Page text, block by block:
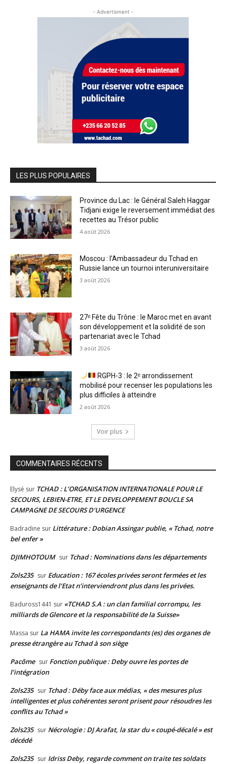
- Advertisment -
LES PLUS POPULAIRES
Province du Lac : le Général Saleh Haggar
Tidjani exige le reversement immédiat des
recettes au Trésor public
4 août 2026
Moscou : l’Ambassadeur du Tchad en
Russie lance un tournoi interuniversitaire
3 août 2026
27ᵉ Fête du Trône : le Maroc met en avant
son développement et la solidité de son
partenariat avec le Tchad
3 août 2026
RGPH-3 : le 2ᵉ arrondissement
mobilisé pour recenser les populations les
plus difficiles à atteindre
2 août 2026
Voir plus
COMMENTAIRES RÉCENTS
Elysé sur TCHAD : L’ORGANISATION INTERNATIONALE POUR LE
SECOURS, LEBIEN-ETRE, ET LE DEVELOPPEMENT BOUCLE SA
CAMPAGNE DE SECOURS D’URGENCE
Badradine sur Littérature : Dobian Assingar publie, « Tchad, notre
bel enfer »
DJIMHOTOUM sur Tchad : Nominations dans les départements
Zols235 sur Education : 167 écoles privées seront fermées et les
enseignants de l’Etat n’interviendront plus dans les privées.
Baduross1441 sur «TCHAD S.A : un clan familial corrompu, les
milliards de Glencore et la responsabilité de la Suisse»
Massa sur La HAMA invite les correspondants (es) des organes de
presse étrangère au Tchad à son siège
Pacôme sur Fonction publique : Deby ouvre les portes de
l’intégration
Zols235 sur Tchad : Déby face aux médias, « des mesures plus
intelligentes et plus cohérentes seront prisent pour résoudres les
conflits au Tchad »
Zols235 sur Nécrologie : DJ Arafat, la star du « coupé-décalé » est
décédé
Zols235 sur Idriss Deby, regarde comment on traite tes soldats